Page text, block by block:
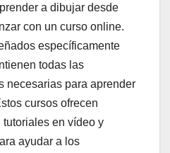
a dibujar desde
con un curso online.
específicamente
todas las
necesarias para aprender
cursos ofrecen
tutoriales en vídeo y
ayudar a los